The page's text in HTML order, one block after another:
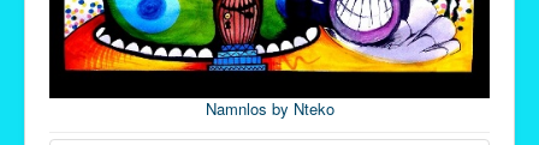
Namnlos by Nteko